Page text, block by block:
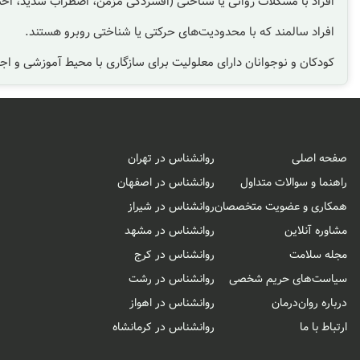
افراد سالمند که با محدودیت‌های حرکتی یا شناختی روبرو هستند.
کودکان و نوجوانان دارای معلولیت برای سازگاری با محیط آموزشی و
صفحه اصلی
راهنما و سوالات متداول
همکاری و عضویت متخصصان
مشاوره آنلاین
مجله سلامت
سیاست‌های حریم شخصی
درباره روان‌درمان
ارتباط با ما
روانشناس در تهران
روانشناس در اصفهان
روانشناس در شیراز
روانشناس در مشهد
روانشناس در کرج
روانشناس در رشت
روانشناس در اهواز
روانشناس در کرمانشاه